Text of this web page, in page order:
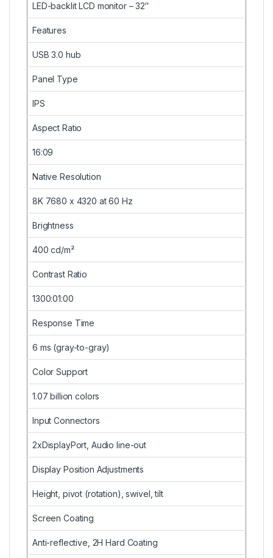
LED-backlit LCD monitor – 32″
Features
USB 3.0 hub
Panel Type
IPS
Aspect Ratio
16:09
Native Resolution
8K 7680 x 4320 at 60 Hz
Brightness
400 cd/m²
Contrast Ratio
1300:01:00
Response Time
6 ms (gray-to-gray)
Color Support
1.07 billion colors
Input Connectors
2xDisplayPort, Audio line-out
Display Position Adjustments
Height, pivot (rotation), swivel, tilt
Screen Coating
Anti-reflective, 2H Hard Coating